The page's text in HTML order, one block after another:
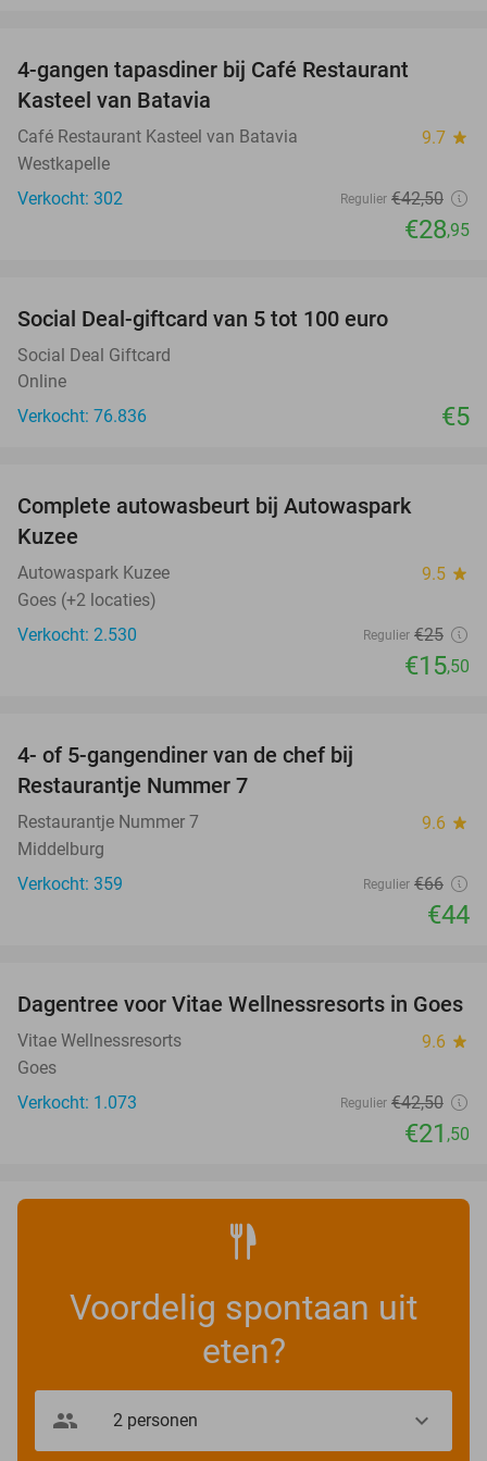
4-gangen tapasdiner bij Café Restaurant
Kasteel van Batavia
Café Restaurant Kasteel van Batavia 9.7 star
Westkapelle
Verkocht: 302
Regulier €42,50
€28,95
Social Deal-giftcard van 5 tot 100 euro
Social Deal Giftcard
Online
Verkocht: 76.836
€5
Complete autowasbeurt bij Autowaspark
Kuzee
Autowaspark Kuzee 9.5 star
Goes (+2 locaties)
Verkocht: 2.530
Regulier €25
€15,50
4- of 5-gangendiner van de chef bij
Restaurantje Nummer 7
Restaurantje Nummer 7 9.6 star
Middelburg
Verkocht: 359
Regulier €66
€44
49%
Dagentree voor Vitae Wellnessresorts in Goes
Vitae Wellnessresorts 9.6 star
Goes
Verkocht: 1.073
Regulier €42,50
€21 ,50
Voordelig spontaan uit
eten?